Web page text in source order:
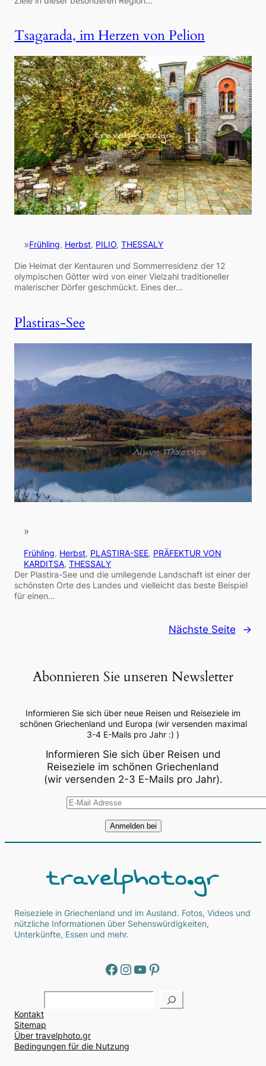
Tsagarada, im Herzen von Pelion
»Frühling, Herbst, PILIO, THESSALY
Die Heimat der Kentauren und Sommerresidenz der 12
olympischen Götter wird von einer Vielzahl traditioneller
malerischer Dörfer geschmückt. Eines der…
Plastiras-See
»
Frühling, Herbst, PLASTIRA-SEE, PRÄFEKTUR VON
KARDITSA, THESSALY
Der Plastira-See und die umliegende Landschaft ist einer der
schönsten Orte des Landes und vielleicht das beste Beispiel
für einen…
Nächste Seite →
Abonnieren Sie unseren Newsletter
Informieren Sie sich über neue Reisen und Reiseziele im
schönen Griechenland und Europa (wir versenden maximal
3-4 E-Mails pro Jahr :) )
Informieren Sie sich über Reisen und
Reiseziele im schönen Griechenland
(wir versenden 2-3 E-Mails pro Jahr).
Reiseziele in Griechenland und im Ausland. Fotos, Videos und
nützliche Informationen über Sehenswürdigkeiten,
Unterkünfte, Essen und mehr.
Facebook Instagram YouTube Pinterest
ν
α
ζ
ή
Kontakt
Sitemap
Über travelphoto.gr
Bedingungen für die Nutzung